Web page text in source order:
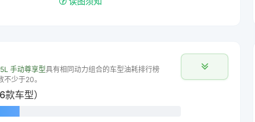
手动尊享型具有相同动力组合的车型油耗排行榜
少于20。
车型）